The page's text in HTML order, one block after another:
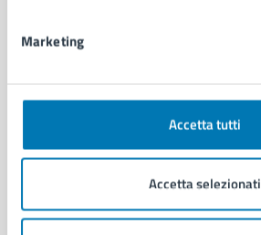
Marketing
Accetta tutti
Accetta selezionati
AMMINISTRAZIONE
Organi di governo
Enti e fondazioni
Personale amministrativo